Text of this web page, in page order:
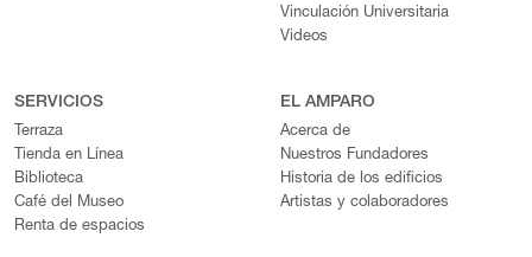
Vinculación Universitaria
Videos
SERVICIOS
Terraza
Tienda en Línea
Biblioteca
Café del Museo
Renta de espacios
EL AMPARO
Acerca de
Nuestros Fundadores
Historia de los edificios
Artistas y colaboradores